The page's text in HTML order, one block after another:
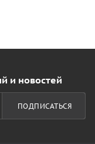
и новостей
ПОДПИСАТЬСЯ